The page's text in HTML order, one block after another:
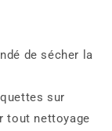
de sécher la
sur
tout nettoyage